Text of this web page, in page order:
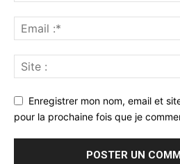
Enregistrer mon nom, email et
pour la prochaine fois que je